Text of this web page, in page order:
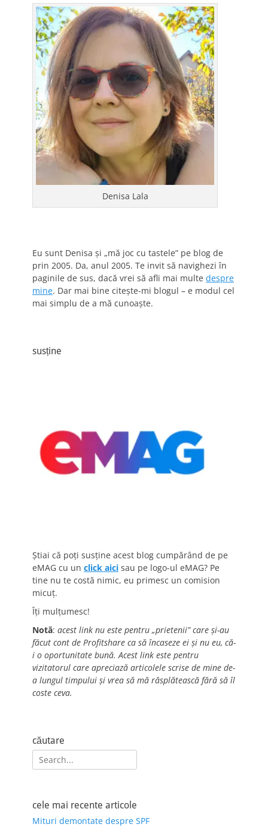
Denisa Lala
Eu sunt Denisa și „mă joc cu tastele” pe blog de
prin 2005. Da, anul 2005. Te invit să navighezi în
paginile de sus, dacă vrei să afli mai multe despre
mine. Dar mai bine citește-mi blogul – e modul cel
mai simplu de a mă cunoaște.
susține
Știai că poți susține acest blog cumpărând de pe
eMAG cu un click aici sau pe logo-ul eMAG? Pe
tine nu te costă nimic, eu primesc un comision
micuț.
Îți mulțumesc!
Notă: acest link nu este pentru „prietenii” care și-au
făcut cont de Profitshare ca să încaseze ei și nu eu, că-
i o oportunitate bună. Acest link este pentru
vizitatorul care apreciază articolele scrise de mine de-
a lungul timpului și vrea să mă răsplătească fără să îl
coste ceva.
căutare
Search
for:
cele mai recente articole
Mituri demontate despre SPF